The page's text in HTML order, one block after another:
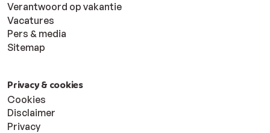
Verantwoord op vakantie
Vacatures
Pers & media
Sitemap
Privacy & cookies
Cookies
Disclaimer
Privacy